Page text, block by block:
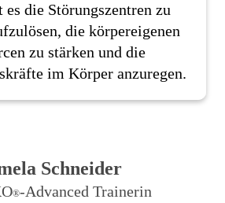
es die Störungszentren zu
die körpereigenen
zu stärken und die
im Körper anzuregen.
Schneider
®-Advanced Trainerin